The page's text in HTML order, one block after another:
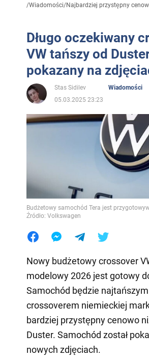
/Wiadomości/Najbardziej przystępny
Długo oczekiwany
VW tańszy od
pokazany na
Stas Sidilev
Wiadomości
05.03.2025 23:23
Budżetowy samochód Tera jest
Źródło: Volkswagen
Nowy budżetowy crossover
modelowy 2026 jest gotowy
Samochód będzie najtańszym
crossoverem niemieckiej
bardziej przystępny cenowo
Duster. Samochód został
nowych zdjęciach.